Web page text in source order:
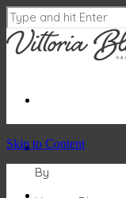
Skip to Content
By